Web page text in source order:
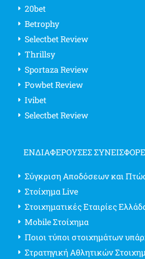
20bet
Betrophy
Selectbet Review
Thrillsy
Sportaza Review
Powbet Review
Ivibet
Selectbet Review
ΕΝΔΙΑΦΈΡΟΥΣΕΣ
Σύγκριση Αποδόσεων και
Στοίχημα Live
Στοιχηματικές Εταιρίες
Mobile Στοίχημα
Ποιοι τύποι στοιχημάτων
Στρατηγική Αθλητικών